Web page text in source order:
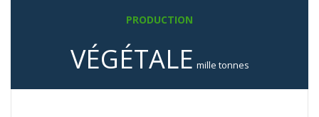
PRODUCTION
VÉGÉTALE mille tonnes